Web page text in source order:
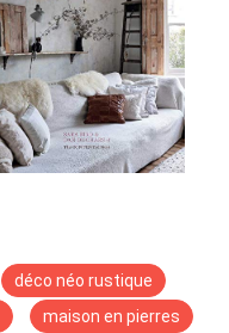
déco néo rustique
maison en pierres